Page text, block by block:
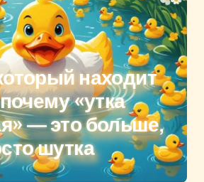
находит
«утка
— это больше,
шутка